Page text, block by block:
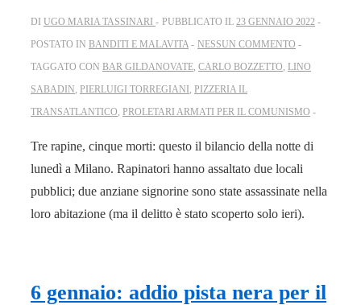
DI UGO MARIA TASSINARI PUBBLICATO IL 23 GENNAIO 2022
POSTATO IN BANDITI E MALAVITA
NESSUN COMMENTO
TAGGATO CON BAR GILDANOVATE, CARLO BOZZETTO, LINO
SABADIN, PIERLUIGI TORREGIANI , PIZZERIA IL
TRANSATLANTICO, PROLETARI ARMATI PER IL COMUNISMO
Tre rapine, cinque morti: questo il bilancio della notte di
lunedì a Milano. Rapinatori hanno assaltato due locali
pubblici; due anziane signorine sono state assassinate nella
loro abitazione (ma il delitto è stato scoperto solo ieri).
6 gennaio: addio pista nera per il